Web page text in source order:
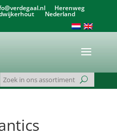
Herenweg
Nederland